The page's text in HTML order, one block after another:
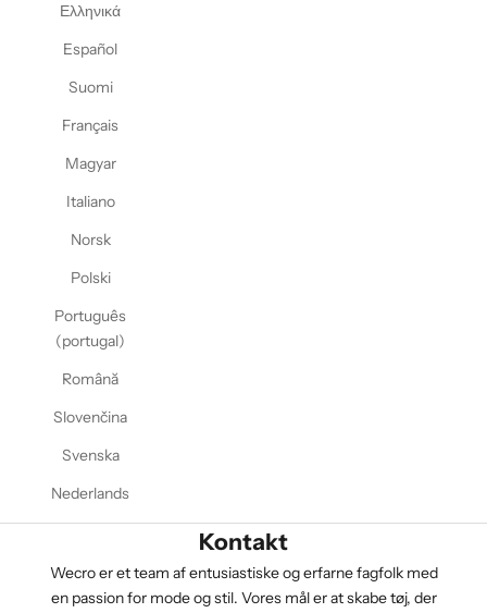
Ελληνικά
Español
Suomi
Français
Magyar
Italiano
Norsk
Polski
Português
(portugal)
Română
Slovenčina
Svenska
Nederlands
Kontakt
Wecro er et team af entusiastiske og erfarne fagfolk med
en passion for mode og stil. Vores mål er at skabe tøj, der